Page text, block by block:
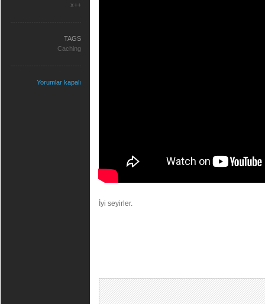
İyi seyirler.
x++
TAGS
Caching
Yorumlar kapalı